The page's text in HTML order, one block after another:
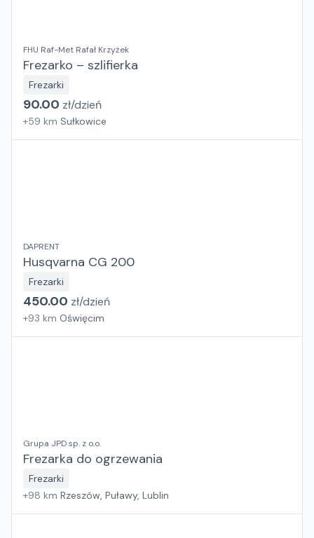
FHU Raf-Met Rafał Krzyżek
Frezarko – szlifierka
Frezarki
90.00 zł/dzień
+59 km Sułkowice
DAPRENT
Husqvarna CG 200
Frezarki
450.00 zł/dzień
+93 km Oświęcim
Grupa JPD sp. z o.o.
Frezarka do ogrzewania
Frezarki
+98 km Rzeszów, Puławy, Lublin